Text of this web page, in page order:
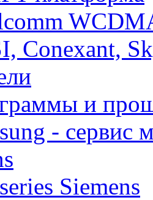
Conexant,
и
- cервис
Siemens